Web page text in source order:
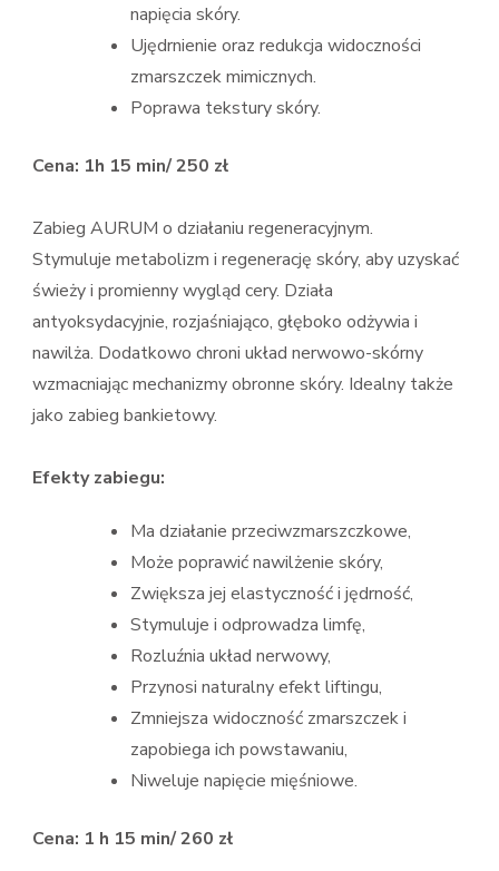
napięcia skóry.
Ujędrnienie oraz redukcja widoczności
zmarszczek mimicznych.
Poprawa tekstury skóry.
Cena: 1h 15 min/ 250 zł
Zabieg AURUM o działaniu regeneracyjnym.
Stymuluje metabolizm i regenerację skóry, aby uzyskać
świeży i promienny wygląd cery. Działa
antyoksydacyjnie, rozjaśniająco, głęboko odżywia i
nawilża. Dodatkowo chroni układ nerwowo-skórny
wzmacniając mechanizmy obronne skóry. Idealny także
jako zabieg bankietowy.
Efekty zabiegu:
Ma działanie przeciwzmarszczkowe,
Może poprawić nawilżenie skóry,
Zwiększa jej elastyczność i jędrność,
Stymuluje i odprowadza limfę,
Rozluźnia układ nerwowy,
Przynosi naturalny efekt liftingu,
Zmniejsza widoczność zmarszczek i
zapobiega ich powstawaniu,
Niweluje napięcie mięśniowe.
Cena: 1 h 15 min/ 260 zł